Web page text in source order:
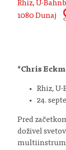
Rhiz, U-
1080 Dunaj
*Chris
Rhiz, U-
24.
Pred
doživel